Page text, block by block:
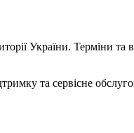
України. Терміни та
та сервісне